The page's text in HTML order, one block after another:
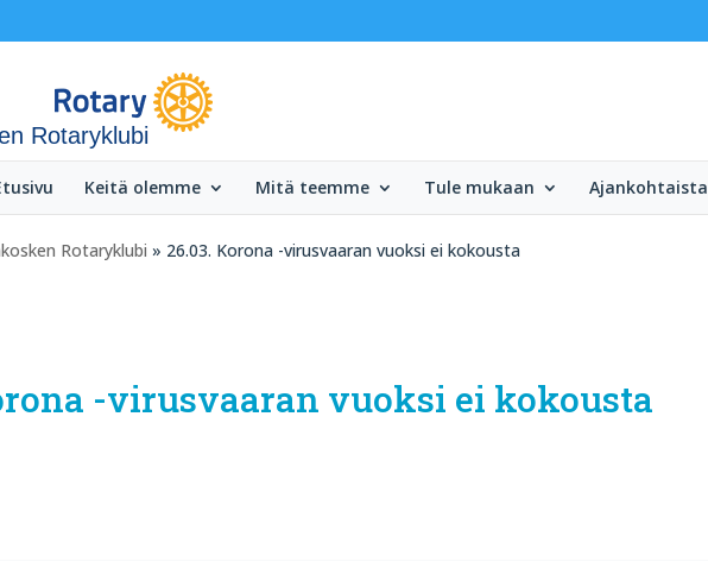
Rotaryklubi
Keitä olemme Mitä teemme Tule mukaan Ajankohtaista
Rotaryklubi » 26.03. Korona -virusvaaran vuoksi ei kokousta
-virusvaaran vuoksi ei kokousta